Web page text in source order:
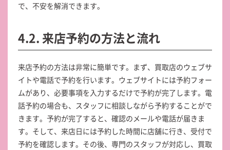
で、不安を解消できます。
4.2. 来店予約の方法と流れ
来店予約の方法は非常に簡単です。まず、買取店のウェブサ
イトや電話で予約を行います。ウェブサイトには予約フォー
ムがあり、必要事項を入力するだけで予約が完了します。電
話予約の場合も、スタッフに相談しながら予約することがで
きます。予約が完了すると、確認のメールや電話が届きま
す。そして、来店日には予約した時間に店舗に行き、受付で
予約を確認します。その後、専門のスタッフが対応し、買取